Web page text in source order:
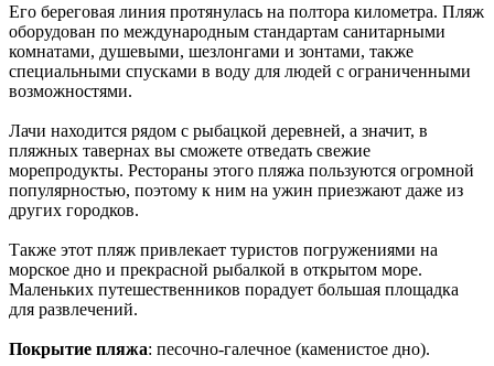
Его береговая линия протянулась на полтора километра. Пляж
оборудован по международным стандартам санитарными
комнатами, душевыми, шезлонгами и зонтами, также
специальными спусками в воду для людей с ограниченными
возможностями.
Лачи находится рядом с рыбацкой деревней, а значит, в
пляжных тавернах вы сможете отведать свежие
морепродукты. Рестораны этого пляжа пользуются огромной
популярностью, поэтому к ним на ужин приезжают даже из
других городков.
Также этот пляж привлекает туристов погружениями на
морское дно и прекрасной рыбалкой в открытом море.
Маленьких путешественников порадует большая площадка
для развлечений.
Покрытие пляжа: песочно-галечное (каменистое дно).